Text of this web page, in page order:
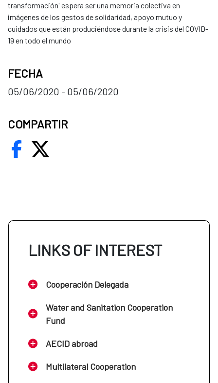
transformación' espera ser una memoria colectiva en
imágenes de los gestos de solidaridad, apoyo mutuo y
cuidados que están produciéndose durante la crisis del COVID-
19 en todo el mundo
FECHA
05/06/2020 - 05/06/2020
COMPARTIR
LINKS OF INTEREST
Cooperación Delegada
Water and Sanitation Cooperation
Fund
AECID abroad
Multilateral Cooperation